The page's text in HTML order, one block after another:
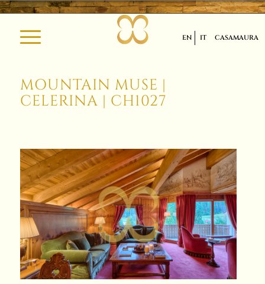
EN IT CASAMAURA
MOUNTAIN MUSE |
CELERINA | CH1027